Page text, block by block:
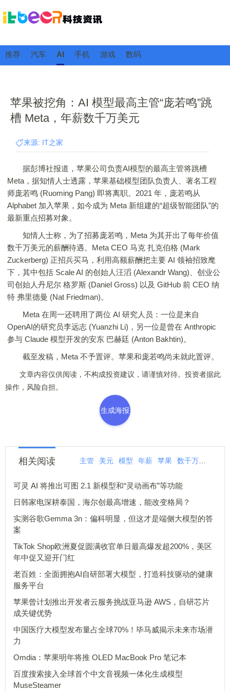
推荐 汽车 AI 手机 游戏 数码
苹果被挖角：AI 模型最高主管“庞若鸣”跳
槽 Meta，年薪数千万美元
来源: IT之家
据彭博社报道，苹果公司负责AI模型的最高主管将跳槽
Meta，据知情人士透露，苹果基础模型团队负责人、著名工程
师庞若鸣 (Ruoming Pang) 即将离职。2021 年，庞若鸣从
Alphabet 加入苹果，如今成为 Meta 新组建的“超级智能团队”的
最新重点招募对象。
知情人士称，为了招募庞若鸣，Meta 为其开出了每年价值
数千万美元的薪酬待遇。Meta CEO 马克 扎克伯格 (Mark
Zuckerberg) 正招兵买马，利用高额薪酬把主要 AI 领袖招致麾
下，其中包括 Scale AI 的创始人汪滔 (Alexandr Wang)、创业公
司创始人丹尼尔 格罗斯 (Daniel Gross) 以及 GitHub 前 CEO 纳
特 弗里德曼 (Nat Friedman)。
Meta 在周一还聘用了两位 AI 研究人员：一位是来自
OpenAI的研究员李远志 (Yuanzhi Li)，另一位是曾在 Anthropic
参与 Claude 模型开发的安东 巴赫廷 (Anton Bakhtin)。
截至发稿，Meta 不予置评。苹果和庞若鸣尚未就此置评。
文章内容仅供阅读，不构成投资建议，请谨慎对待。投资者据此
操作，风险自担。
生成海报
相关阅读 主管 美元 模型 年薪 苹果 数千万
可灵 AI 将推出可图 2.1 新模型和“灵动画布”等功能
日韩家电深耕泰国，海尔创最高增速，能改变格局？
实测谷歌Gemma 3n：偏科明显，但这才是端侧大模型的答
案
TikTok Shop欧洲夏促圆满收官单日最高爆发超200%，美区
年中促又迎开门红
老百姓：全面拥抱AI自研部署大模型，打造科技驱动的健康
服务平台
苹果曾计划推出开发者云服务挑战亚马逊 AWS，自研芯片
成关键优势
中国医疗大模型发布量占全球70%！毕马威揭示未来市场潜
力
Omdia：苹果明年将推 OLED MacBook Pro 笔记本
百度搜索接入全球首个中文音视频一体化生成模型
MuseSteamer